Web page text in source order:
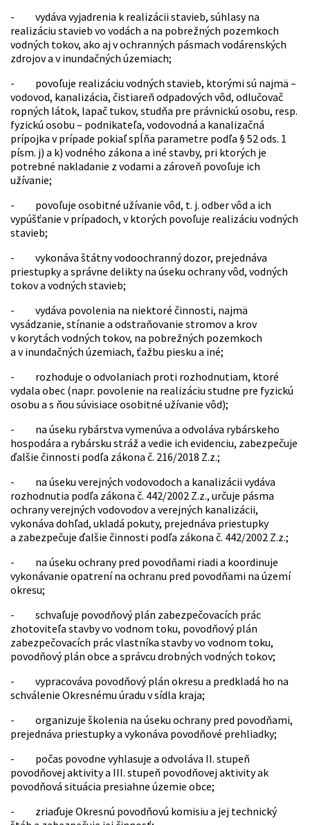
- vydáva vyjadrenia k realizácii stavieb, súhlasy na
realizáciu stavieb vo vodách a na pobrežných pozemkoch
vodných tokov, ako aj v ochranných pásmach vodárenských
zdrojov a v inundačných územiach;
- povoľuje realizáciu vodných stavieb, ktorými sú najmä –
vodovod, kanalizácia, čistiareň odpadových vôd, odlučovač
ropných látok, lapač tukov, studňa pre právnickú osobu, resp.
fyzickú osobu – podnikateľa, vodovodná a kanalizačná
prípojka v prípade pokiaľ spĺňa parametre podľa § 52 ods. 1
písm. j) a k) vodného zákona a iné stavby, pri ktorých je
potrebné nakladanie z vodami a zároveň povoľuje ich
užívanie;
- povoľuje osobitné užívanie vôd, t. j. odber vôd a ich
vypúšťanie v prípadoch, v ktorých povoľuje realizáciu vodných
stavieb;
- vykonáva štátny vodoochranný dozor, prejednáva
priestupky a správne delikty na úseku ochrany vôd, vodných
tokov a vodných stavieb;
- vydáva povolenia na niektoré činnosti, najmä
vysádzanie, stínanie a odstraňovanie stromov a krov
v korytách vodných tokov, na pobrežných pozemkoch
a v inundačných územiach, ťažbu piesku a iné;
- rozhoduje o odvolaniach proti rozhodnutiam, ktoré
vydala obec (napr. povolenie na realizáciu studne pre fyzickú
osobu a s ňou súvisiace osobitné užívanie vôd);
- na úseku rybárstva vymenúva a odvoláva rybárskeho
hospodára a rybársku stráž a vedie ich evidenciu, zabezpečuje
ďalšie činnosti podľa zákona č. 216/2018 Z.z.;
- na úseku verejných vodovodoch a kanalizácii vydáva
rozhodnutia podľa zákona č. 442/2002 Z.z., určuje pásma
ochrany verejných vodovodov a verejných kanalizácii,
vykonáva dohľad, ukladá pokuty, prejednáva priestupky
a zabezpečuje ďalšie činnosti podľa zákona č. 442/2002 Z.z.;
- na úseku ochrany pred povodňami riadi a koordinuje
vykonávanie opatrení na ochranu pred povodňami na území
okresu;
- schvaľuje povodňový plán zabezpečovacích prác
zhotoviteľa stavby vo vodnom toku, povodňový plán
zabezpečovacích prác vlastníka stavby vo vodnom toku,
povodňový plán obce a správcu drobných vodných tokov;
- vypracováva povodňový plán okresu a predkladá ho na
schválenie Okresnému úradu v sídla kraja;
- organizuje školenia na úseku ochrany pred povodňami,
prejednáva priestupky a vykonáva povodňové prehliadky;
- počas povodne vyhlasuje a odvoláva II. stupeň
povodňovej aktivity a III. stupeň povodňovej aktivity ak
povodňová situácia presiahne územie obce;
- zriaďuje Okresnú povodňovú komisiu a jej technický